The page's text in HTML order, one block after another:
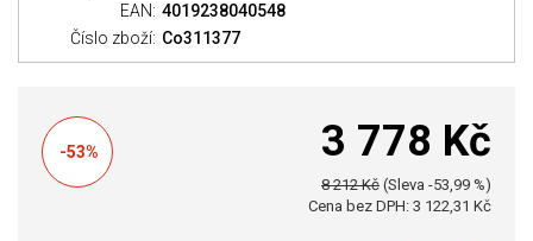
EAN: 4019238040548
Číslo zboží: Co311377
-53% 3 778 Kč
8 212 Kč (Sleva -53,99 %)
Cena bez DPH: 3 122,31 Kč